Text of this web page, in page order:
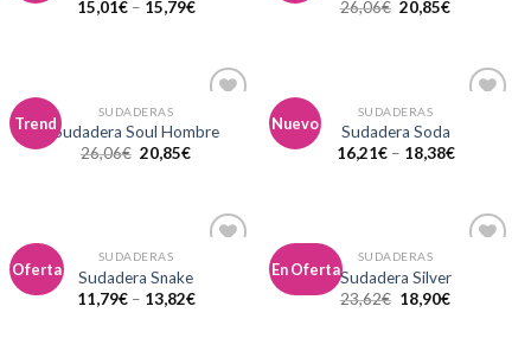
15,01€– 15,79€
26,06€ 20,85€
Trend
a la
SUDADERAS
Sudadera Soul Hombre
26,06€ 20,85€
Nuevo
SUDADERAS
Sudadera Soda
16,21€– 18,38€
Oferta
SUDADERAS
Sudadera Snake
11,79€– 13,82€
En Oferta
SUDADERAS
Sudadera Silver
23,62€ 18,90€